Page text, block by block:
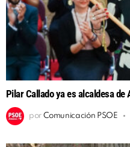
Pilar Callado ya es alcaldesa de
por Comunicación PSOE